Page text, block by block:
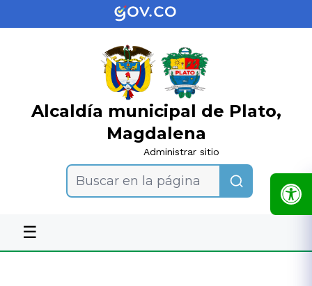
Alcaldía municipal de Plato,
Magdalena
Administrar sitio
Buscar en la página
☰